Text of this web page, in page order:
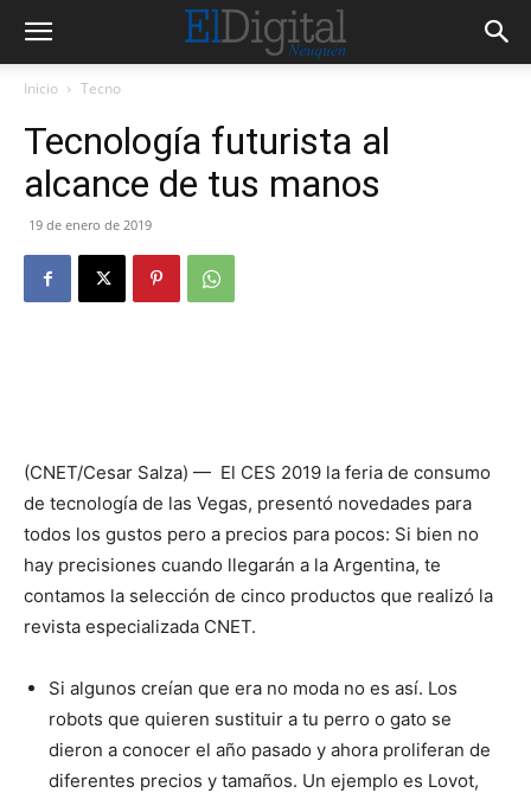
Inicio Tecno
Tecnología futurista al
alcance de tus manos
19 de enero de 2019
(CNET/Cesar Salza) — El CES 2019 la feria de consumo
de tecnología de las Vegas, presentó novedades para
todos los gustos pero a precios para pocos: Si bien no
hay precisiones cuando llegarán a la Argentina, te
contamos la selección de cinco productos que realizó la
revista especializada CNET.
Si algunos creían que era no moda no es así. Los
robots que quieren sustituir a tu perro o gato se
dieron a conocer el año pasado y ahora proliferan de
diferentes precios y tamaños. Un ejemplo es Lovot,